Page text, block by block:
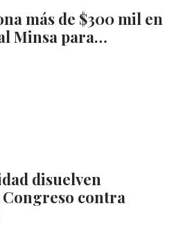
más de $300 mil en
Minsa para…
disuelven
contra